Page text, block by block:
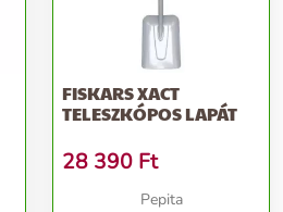
FISKARS XACT
TELESZKÓPOS LAPÁT
28 390 Ft
Pepita